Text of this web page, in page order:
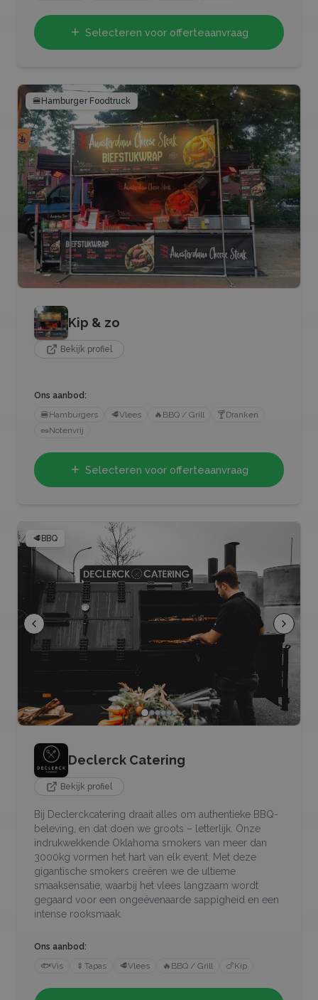
Selecteren voor offerteaanvraag
🍔Hamburger Foodtruck
Kip & zo
Bekijk profiel
Ons aanbod:
🍔Hamburgers 🥩Vlees 🔥 BBQ / Grill 🍸Dranken
🥜Notenvrij
Selecteren voor offerteaanvraag
🥩BBQ
Declerck Catering
Bekijk profiel
Bij Declerckcatering draait alles om authentieke BBQ-
beleving, en dat doen we groots – letterlijk. Onze
indrukwekkende Oklahoma smokers van meer dan
3000kg vormen het hart van elk event. Met deze
gigantische smokers creëren we de ultieme
smaaksensatie, waarbij het vlees langzaam wordt
gegaard voor een ongeëvenaarde sappigheid en een
intense rooksmaak.
Ons aanbod:
🐟Vis 🍢 Tapas 🥩Vlees 🔥 BBQ / Grill 🍗Kip